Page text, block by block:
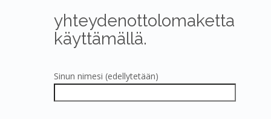
yhteydenottolomaketta
käyttämällä.
Sinun nimesi (edellytetään)